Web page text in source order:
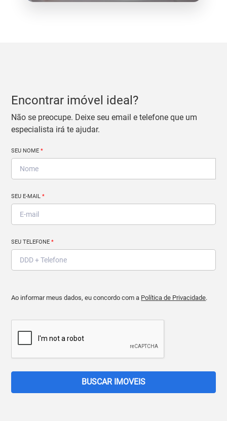
Encontrar imóvel ideal?
Não se preocupe. Deixe seu email e telefone que um
especialista irá te ajudar.
SEU NOME*
SEU E-MAIL*
SEU TELEFONE*
Ao informar meus dados, eu concordo com a Política de Privacidade.
BUSCAR IMOVEIS